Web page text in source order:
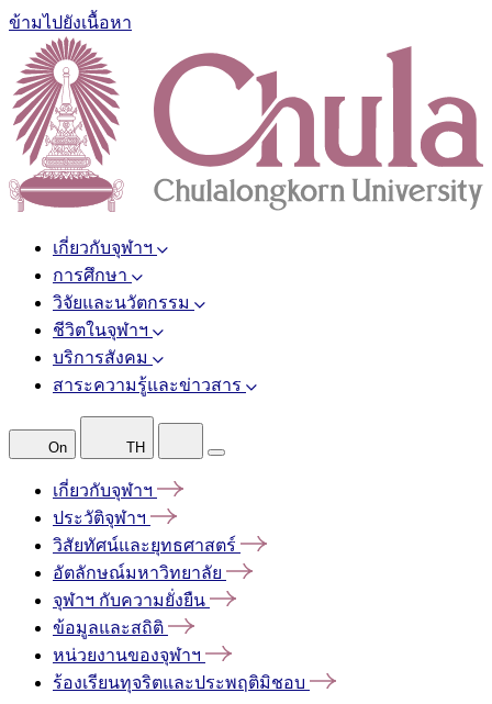
ข้ามไปยังเนื้อหา
เกี่ยวกับจุฬาฯ
การศึกษา
วิจัยและนวัตกรรม
ชีวิตในจุฬาฯ
บริการสังคม
สาระความรู้และข่าวสาร
On TH
เกี่ยวกับจุฬาฯ
ประวัติจุฬาฯ
วิสัยทัศน์และยุทธศาสตร์
อัตลักษณ์มหาวิทยาลัย
จุฬาฯ กับความยั่งยืน
ข้อมูลและสถิติ
หน่วยงานของจุฬาฯ
ร้องเรียนทุจริตและประพฤติมิชอบ